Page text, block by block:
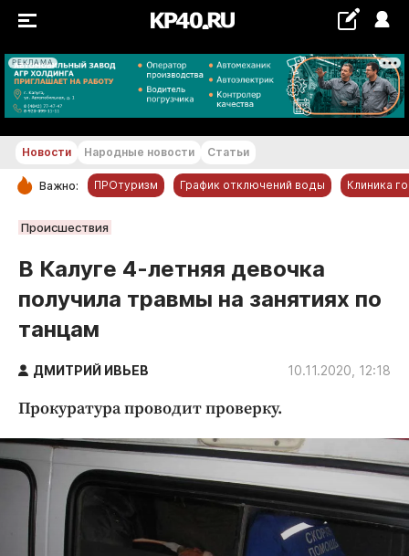
РЕКЛАМА
+17...+18 °С
РУБРИКИ
Новости компаний
Статьи
Народные новости
Авто и транспорт
Криминал
Культура
Недвижимость и ЖКХ
Образование
Общество
Новости Народные новости Статьи
Важно: ПРОтуризм График отключений воды Клиника
Происшествия
В Калуге 4-летняя девочка
получила травмы на занятиях по
танцам
ДМИТРИЙ ИВЬЕВ 10.11.2020, 12:18
Прокуратура проводит проверку.